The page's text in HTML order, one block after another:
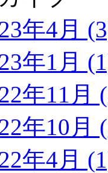
年4月
年1月
年11月
年10月
年4月